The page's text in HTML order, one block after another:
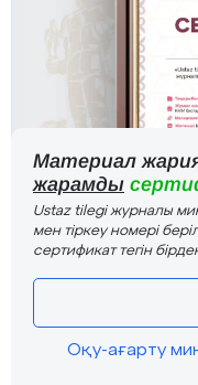
Материал
жарамды
Ustaz tilegi журналы
мен тіркеу номері
сертификат тегін
Оқу-ағарту